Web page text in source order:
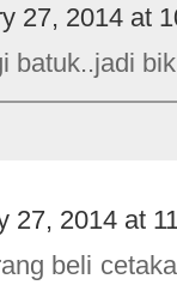
27, 2014 at
batuk..jadi
27, 2014 at
beli